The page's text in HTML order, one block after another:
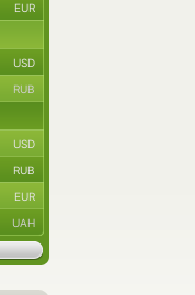
EUR
USD
RUB
USD
RUB
EUR
UAH